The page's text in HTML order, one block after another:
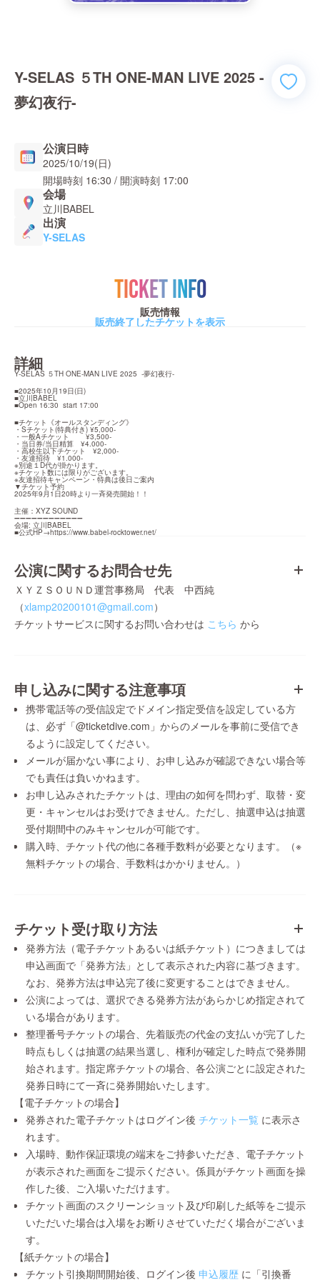
Y-SELAS ５TH ONE-MAN LIVE 2025 -
夢幻夜行-
公演日時
2025/10/19(日)
開場時刻 16:30 / 開演時刻 17:00
会場
立川BABEL
出演
Y-SELAS
TICKET INFO
販売情報
販売終了したチケットを表示
詳細
Y-SELAS ５TH ONE-MAN LIVE 2025  -夢幻夜行-
■2025年10月19日(日)
■立川BABEL
■Open 16:30  start 17:00
■チケット《オールスタンディング》
・Sチケット(特典付き) ¥5,000-
・一般Aチケット　　 ¥3,500-
・当日券/当日精算　¥4.000-
・高校生以下チケット　¥2,000-
・友達招待　¥1.000-
※別途１D代が掛かります。
※チケット数には限りがございます。
※友達招待キャンペーン・特典は後日ご案内
▼チケット予約
2025年9月1日20時より一斉発売開始！！
主催：XYZ SOUND
➖➖➖➖➖➖➖➖➖➖➖➖
会場: 立川BABEL
■公式HP→https://www.babel-rocktower.net/
公演に関するお問合せ先
ＸＹＺＳＯＵＮＤ運営事務局 代表 中西純
（xlamp20200101@gmail.com）
チケットサービスに関するお問い合わせは こちら から
申し込みに関する注意事項
携帯電話等の受信設定でドメイン指定受信を設定している方
は、必ず「@ticketdive.com」からのメールを事前に受信でき
るように設定してください。
メールが届かない事により、お申し込みが確認できない場合等
でも責任は負いかねます。
お申し込みされたチケットは、理由の如何を問わず、取替・変
更・キャンセルはお受けできません。ただし、抽選申込は抽選
受付期間中のみキャンセルが可能です。
購入時、チケット代の他に各種手数料が必要となります。（※
無料チケットの場合、手数料はかかりません。）
チケット受け取り方法
発券方法（電子チケットあるいは紙チケット）につきましては
申込画面で「発券方法」として表示された内容に基づきます。
なお、発券方法は申込完了後に変更することはできません。
公演によっては、選択できる発券方法があらかじめ指定されて
いる場合があります。
整理番号チケットの場合、先着販売の代金の支払いが完了した
時点もしくは抽選の結果当選し、権利が確定した時点で発券開
始されます。指定席チケットの場合、各公演ごとに設定された
発券日時にて一斉に発券開始いたします。
【電子チケットの場合】
発券された電子チケットはログイン後 チケット一覧 に表示さ
れます。
入場時、動作保証環境の端末をご持参いただき、電子チケット
が表示された画面をご提示ください。係員がチケット画面を操
作した後、ご入場いただけます。
チケット画面のスクリーンショット及び印刷した紙等をご提示
いただいた場合は入場をお断りさせていただく場合がございま
す。
【紙チケットの場合】
チケット引換期間開始後、ログイン後 申込履歴 に「引換番